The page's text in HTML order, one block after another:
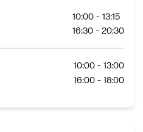
10:00 - 13:15
16:30 - 20:30
10:00 - 13:00
16:00 - 18:00